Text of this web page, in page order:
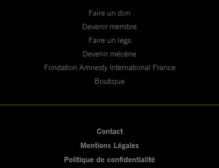
Faire un don
Devenir membre
Faire un legs
Devenir mécène
Fondation Amnesty International France
Boutique
Contact
Mentions Légales
Politique de confidentialité